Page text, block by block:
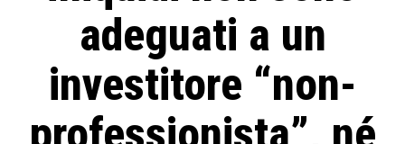
adeguati a un
investitore “non-